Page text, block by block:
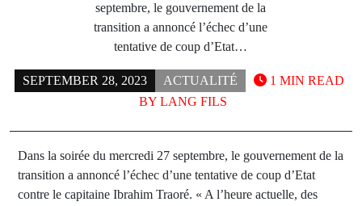
septembre, le gouvernement de la
transition a annoncé l’échec d’une
tentative de coup d’Etat…
SEPTEMBER 28, 2023
ACTUALITÉ
BY LANG FILS
1 MIN READ
Dans la soirée du mercredi 27 septembre, le gouvernement de la
transition a annoncé l’échec d’une tentative de coup d’Etat
contre le capitaine Ibrahim Traoré. « A l’heure actuelle, des